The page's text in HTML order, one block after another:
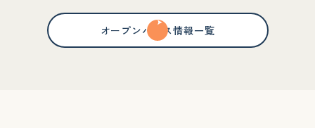
オープンハウス情報一覧